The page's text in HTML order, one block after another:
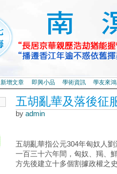
新增文章 即興小品 學術資訊 學友來鴻
五胡亂華及落後征
by admin
五胡亂華指公元304年匈奴人
一百三十六年間，匈奴、羯、
方先後建立十多個割據政權之